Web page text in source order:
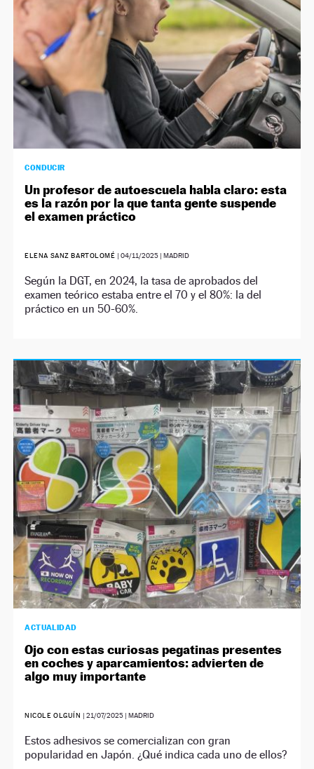
CONDUCIR
Un profesor de autoescuela habla claro: esta
es la razón por la que tanta gente suspende
el examen práctico
ELENA SANZ BARTOLOMÉ | 04/11/2025| MADRID
Según la DGT, en 2024, la tasa de aprobados del
examen teórico estaba entre el 70 y el 80%: la del
práctico en un 50-60%.
ACTUALIDAD
Ojo con estas curiosas pegatinas presentes
en coches y aparcamientos: advierten de
algo muy importante
NICOLE OLGUÍN | 21/07/2025| MADRID
Estos adhesivos se comercializan con gran
popularidad en Japón. ¿Qué indica cada uno de ellos?